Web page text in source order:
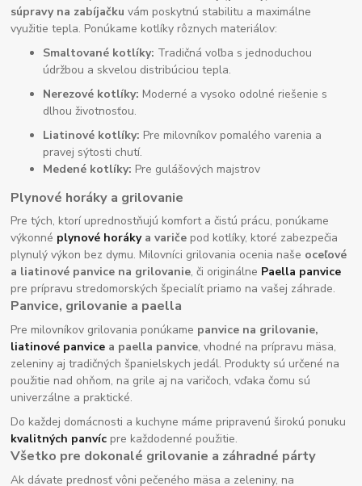
súpravy na zabíjačku vám poskytnú stabilitu a maximálne
využitie tepla. Ponúkame kotlíky rôznych materiálov:
Smaltované kotlíky: Tradičná voľba s jednoduchou
údržbou a skvelou distribúciou tepla.
Nerezové kotlíky: Moderné a vysoko odolné riešenie s
dlhou životnosťou.
Liatinové kotlíky: Pre milovníkov pomalého varenia a
pravej sýtosti chutí.
Medené kotlíky: Pre gulášových majstrov
Plynové horáky a grilovanie
Pre tých, ktorí uprednostňujú komfort a čistú prácu, ponúkame
výkonné plynové horákya variče pod kotlíky, ktoré zabezpečia
plynulý výkon bez dymu. Milovníci grilovania ocenia naše oceľové
a liatinové panvice na grilovanie, či originálne Paella panvice
pre prípravu stredomorských špecialít priamo na vašej záhrade.
Panvice, grilovanie a paella
Pre milovníkov grilovania ponúkame panvice na grilovanie,
liatinové panvice a paella panvice, vhodné na prípravu mäsa,
zeleniny aj tradičných španielskych jedál. Produkty sú určené na
použitie nad ohňom, na grile aj na varičoch, vďaka čomu sú
univerzálne a praktické.
Do každej domácnosti a kuchyne máme pripravenú širokú ponuku
kvalitných panvíc pre každodenné použitie.
Všetko pre dokonalé grilovanie a záhradné párty
Ak dávate prednosť vôni pečeného mäsa a zeleniny, na